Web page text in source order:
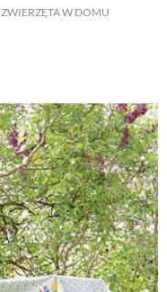
ZWIERZĘTA W DOMU